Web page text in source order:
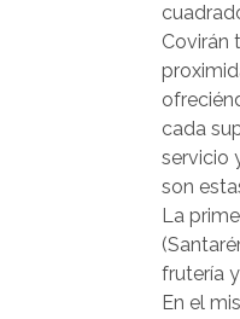
Covirán
cada
servicio
son
La
frutería
En el